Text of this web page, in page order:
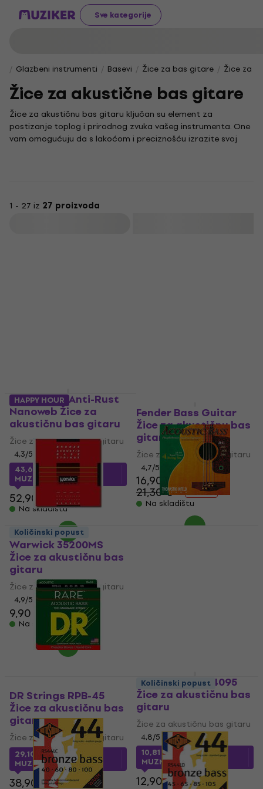
Sve kategorije
Glazbeni instrumenti Basevi Žice za bas gitare Žice za
Žice za akustične bas gitare
Žice za akustičnu bas gitaru ključan su element za
postizanje toplog i prirodnog zvuka vašeg instrumenta. One
vam omogućuju da s lakoćom i preciznošću izrazite svoj
Kao temelj ritma i melodije u brojnim glazbenim žanrovima,
1 - 27 iz 27 proizvoda
Elixir 14502 Anti-Rust
Nanoweb Žice za
akustičnu bas gitaru
Žice za akustičnu bas gitaru
4,3/5
43,67 €s kodom
MUZMUZ-15
52,90 €
Na skladištu
Fender Bass Guitar
Žice za akustičnu bas
gitaru
Žice za akustičnu bas gitaru
4,7/5
16,90 €
21,30 €
- 21 %
Na skladištu
HAPPY HOUR
Warwick 35200MS
Žice za akustičnu bas
gitaru
Žice za akustičnu bas gitaru
4,9/5
9,90 €
Na skladištu
Količinski popust
DR Strings RPB-45
Žice za akustičnu bas
gitaru
Žice za akustičnu bas gitaru
29,10 €s kodom
MUZMUZ-25
38,90 €
Olympia PF-AB4095
Žice za akustičnu bas
gitaru
Žice za akustičnu bas gitaru
4,8/5
10,81 € s kodom
MUZMUZ-15
12,90 €
Količinski popust